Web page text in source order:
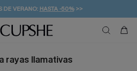
VERANO:-10% EN 2 VESTIDOS
& GANAR -10% EXTRA!
A PARTIR DE 49 € >>
rayas llamativas